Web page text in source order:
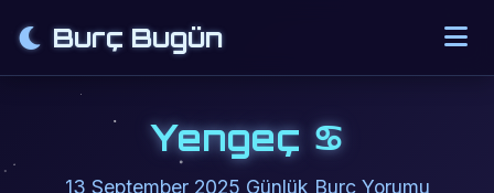
Burç Bugün
Yengeç ♋
13 September 2025 Günlük Burç Yorumu